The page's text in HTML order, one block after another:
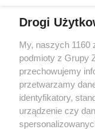
Żaden utwór
rozpowszechniany lub
tym także elektroniczny
eksploatacji w
bez pisemnej zgody
wykorzystanie utworów
bez właściwej zgody,
prawnie.
Drogi
My, naszych 1160
podmioty z Grupy
przechowujemy
przetwarzamy
identyfikatory,
urządzenie czy